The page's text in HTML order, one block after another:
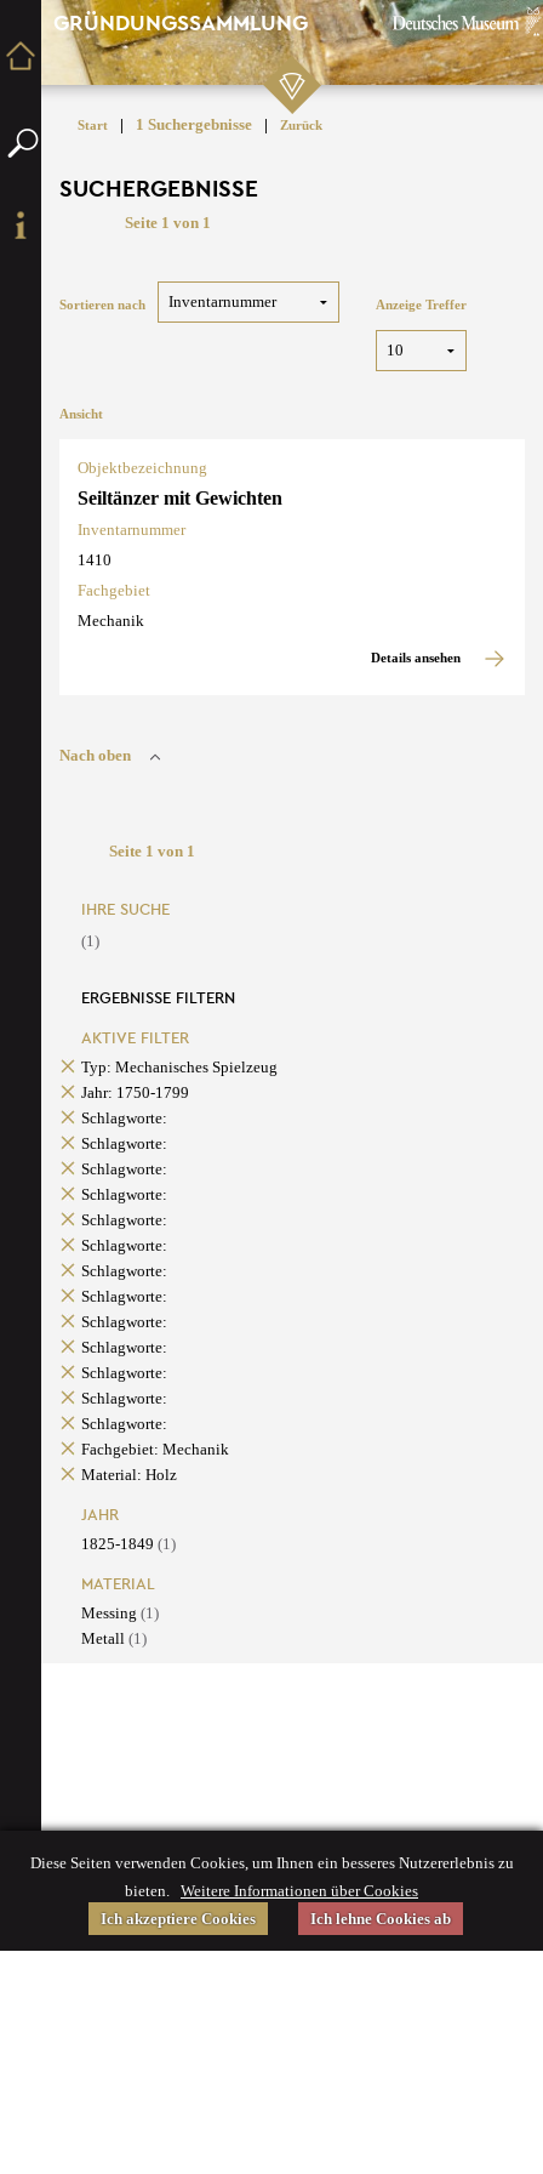
GRÜNDUNGSSAMMLUNG
Start | 1 Suchergebnisse | Zurück
SUCHERGEBNISSE
Seite 1 von 1
Sortieren nach Anzeige Treffer
Ansicht
Objektbezeichnung
Seiltänzer mit Gewichten
Inventarnummer
1410
Fachgebiet
Mechanik
Details ansehen
Nach oben
Seite 1 von 1
IHRE SUCHE
(1)
ERGEBNISSE FILTERN
AKTIVE FILTER
Typ: Mechanisches Spielzeug
Jahr: 1750-1799
Schlagworte:
Schlagworte:
Schlagworte:
Schlagworte:
Schlagworte:
Schlagworte:
Schlagworte:
Schlagworte:
Schlagworte:
Schlagworte:
Schlagworte:
Schlagworte:
Schlagworte:
Fachgebiet: Mechanik
Material: Holz
JAHR
1825-1849 (1)
MATERIAL
Messing (1)
Metall (1)
Diese Seiten verwenden Cookies, um Ihnen ein besseres Nutzererlebnis zu
bieten. Weitere Informationen über Cookies
Ich akzeptiere Cookies
Ich lehne Cookies ab